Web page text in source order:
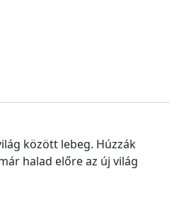
között lebeg. Húzzák
halad előre az új világ